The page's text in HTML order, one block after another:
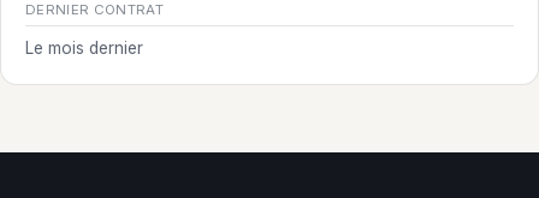
DERNIER CONTRAT
Le mois dernier